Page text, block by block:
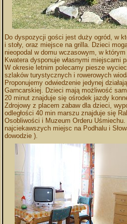
Do dyspozycji gości jest duży ogród, w
i stoły, oraz miejsce na grilla. Dzieci
nieopodal w domu wczasowym, w
Kwatera dysponuje własnymi miejscami
W okresie letnim polecamy piesze
szlaków turystycznych i rowerowych
Proponujemy odwiedzenie jedynej
Garncarskiej. Dzieci mają możliwość
20 minut znajduje się ośrodek jazdy
Zdrojowy z placem zabaw dla dzieci,
odległości 40 min marszu znajduje się
Osobliwości i Muzeum Orderu
najciekawszych miejsc na Podhalu i
dowodzie ).